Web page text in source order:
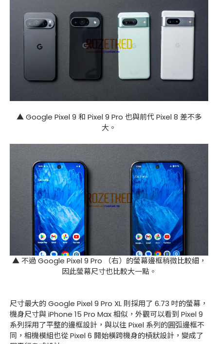
▲ Google Pixel 9 和 Pixel 9 Pro 也與前代 Pixel 8 差不多
大。
▲ 不過 Google Pixel 9 Pro （右）的螢幕邊框稍微比較細，
因此螢幕尺寸也比較大一點。
尺寸最大的 Google Pixel 9 Pro XL 則採用了 6.73 吋的螢幕，
機身尺寸與 iPhone 15 Pro Max 相似，外觀可以看到 Pixel 9
系列採用了平整的邊框設計，與以往 Pixel 系列的圓弧邊框不
同，相機模組也從 Pixel 6 開始橫跨機身的槓狀設計，變成了